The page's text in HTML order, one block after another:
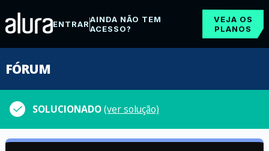
ENTRARAINDA NÃO TEM
ACESSO?
VEJA OS
PLANOS
FÓRUM
SOLUCIONADO(ver solução)